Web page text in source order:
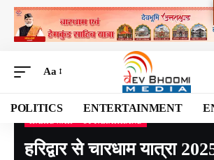
Aa
POLITICS ENTERTAINMENT
Devbhoomi Media >Blog>NATIONAL>
हरिद्वार से चारधाम यात्रा